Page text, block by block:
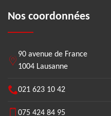
Nos coordonnées
90 avenue de France
1004 Lausanne
021 623 10 42
075 424 84 95